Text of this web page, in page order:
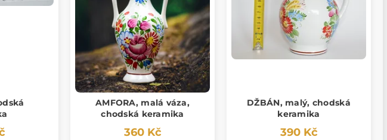
AMFORA, malá váza,
chodská keramika
360 Kč
DŽBÁN, malý, chodská
keramika
390 Kč